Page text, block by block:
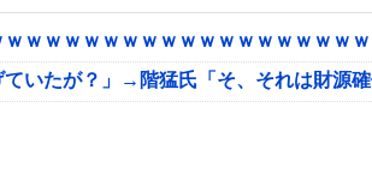
ｗｗｗｗｗｗｗｗｗｗｗｗｗｗｗｗｗ
いたが？」→階猛氏「そ、それは財源確